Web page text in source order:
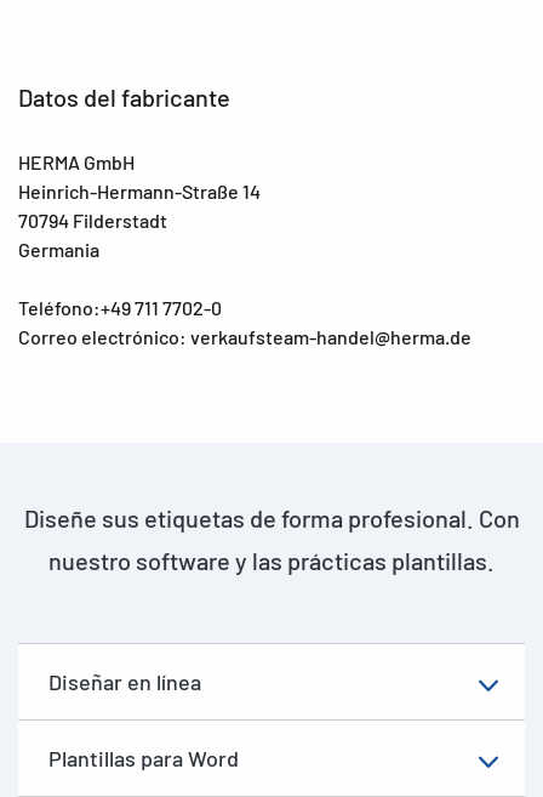
Datos del fabricante
HERMA GmbH
Heinrich-Hermann-Straße 14
70794 Filderstadt
Germania
Teléfono:+49 711 7702-0
Correo electrónico: verkaufsteam-handel@herma.de
Diseñe sus etiquetas de forma profesional. Con
nuestro software y las prácticas plantillas.
Diseñar en línea
Plantillas para Word